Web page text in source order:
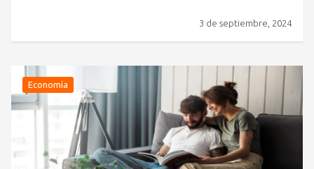
3 de septiembre, 2024
Economía